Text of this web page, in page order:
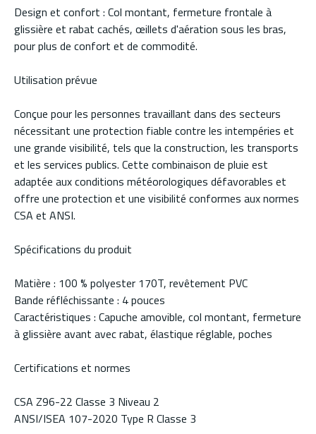
Design et confort : Col montant, fermeture frontale à
glissière et rabat cachés, œillets d'aération sous les bras,
pour plus de confort et de commodité.
Utilisation prévue
Conçue pour les personnes travaillant dans des secteurs
nécessitant une protection fiable contre les intempéries et
une grande visibilité, tels que la construction, les transports
et les services publics. Cette combinaison de pluie est
adaptée aux conditions météorologiques défavorables et
offre une protection et une visibilité conformes aux normes
CSA et ANSI.
Spécifications du produit
Matière : 100 % polyester 170T, revêtement PVC
Bande réfléchissante : 4 pouces
Caractéristiques : Capuche amovible, col montant, fermeture
à glissière avant avec rabat, élastique réglable, poches
Certifications et normes
CSA Z96-22 Classe 3 Niveau 2
ANSI/ISEA 107-2020 Type R Classe 3